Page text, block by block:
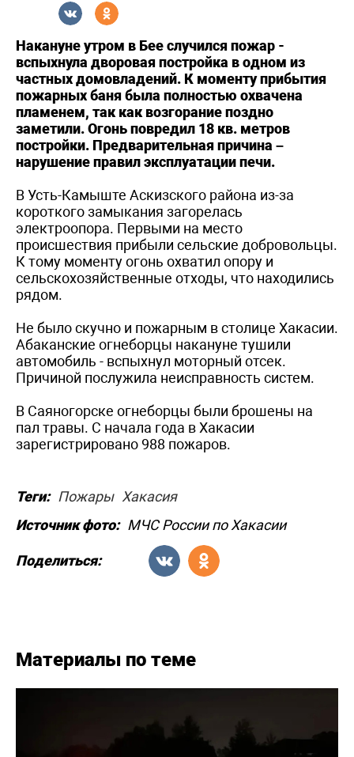
Накануне утром в Бее случился пожар -
вспыхнула дворовая постройка в одном из
частных домовладений. К моменту прибытия
пожарных баня была полностью охвачена
пламенем, так как возгорание поздно
заметили. Огонь повредил 18 кв. метров
постройки. Предварительная причина –
нарушение правил эксплуатации печи.
В Усть-Камыште Аскизского района из-за
короткого замыкания загорелась
электроопора. Первыми на место
происшествия прибыли сельские добровольцы.
К тому моменту огонь охватил опору и
сельскохозяйственные отходы, что находились
рядом.
Не было скучно и пожарным в столице Хакасии.
Абаканские огнеборцы накануне тушили
автомобиль - вспыхнул моторный отсек.
Причиной послужила неисправность систем.
В Саяногорске огнеборцы были брошены на
пал травы. С начала года в Хакасии
зарегистрировано 988 пожаров.
Теги: Пожары Хакасия
Источник фото: МЧС России по Хакасии
Поделиться:
Материалы по теме